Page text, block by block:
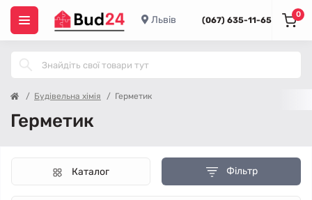
Львів (067) 635-11-65
0
Будівельна хімія Герметик
Герметик
Фільтр
Каталог